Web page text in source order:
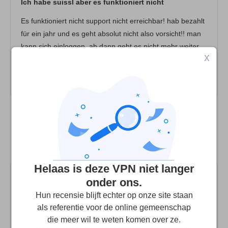
Klantenservice
Ich habe suissl aber es funktioniert nicht
Es funktioniert nicht support nicht erreichbar! hab bezahlt
für ein jahr und es geht absolut nicht also vorsicht!! man
kann sich einloggen, ab dann geht es nicht mehr weiter.
Vergelijk Suissl Ltd met de top 3 alternatieve
Onze Score: 9.9
X
Helaas is deze VPN niet langer
onder ons.
Hun recensie blijft echter op onze site staan
als referentie voor de online gemeenschap
die meer wil te weten komen over ze.